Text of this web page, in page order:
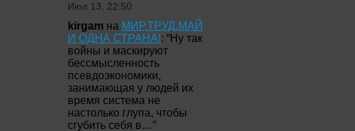
Июл 13, 22:50
kirgam на МИР,ТРУД,МАЙ
И ОДНА СТРАНА!: “Ну так
войны и маскируют
бессмысленность
псевдоэкономики,
занимающая у людей их
время система не
настолько глупа, чтобы
сгубить себя в…”